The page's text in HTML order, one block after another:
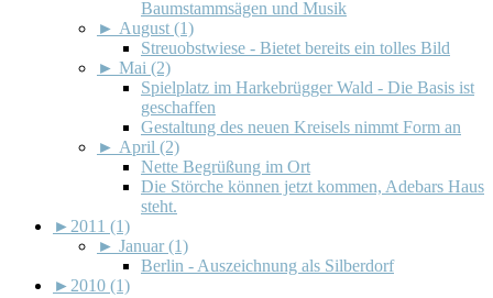
Baumstammsägen und Musik
► August (1)
Streuobstwiese - Bietet bereits ein tolles Bild
► Mai (2)
Spielplatz im Harkebrügger Wald - Die Basis ist
geschaffen
Gestaltung des neuen Kreisels nimmt Form an
► April (2)
Nette Begrüßung im Ort
Die Störche können jetzt kommen, Adebars Haus
steht.
► 2011 (1)
► Januar (1)
Berlin - Auszeichnung als Silberdorf
► 2010 (1)